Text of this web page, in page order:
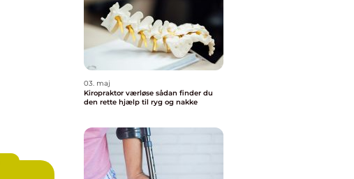
03. maj
Kiropraktor værløse sådan finder du
den rette hjælp til ryg og nakke